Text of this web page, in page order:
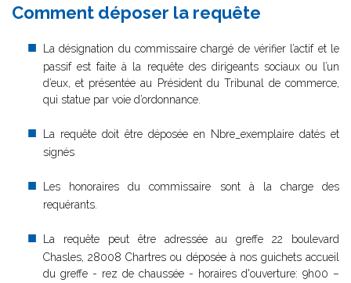
Comment déposer la requête
La désignation du commissaire chargé de vérifier l’actif et le
passif est faite à la requête des dirigeants sociaux ou l’un
d’eux, et présentée au Président du Tribunal de commerce,
qui statue par voie d’ordonnance.
La requête doit être déposée en Nbre_exemplaire datés et
signés
Les honoraires du commissaire sont à la charge des
requérants.
La requête peut être adressée au greffe 22 boulevard
Chasles, 28008 Chartres ou déposée à nos guichets accueil
du greffe - rez de chaussée - horaires d'ouverture: 9h00 –